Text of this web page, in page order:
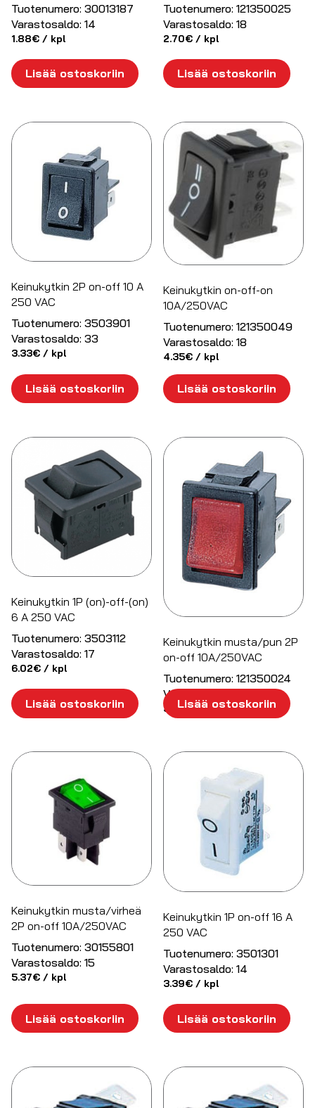
Tuotenumero: 30013187
Varastosaldo: 14
1.88€ / kpl
Lisää ostoskoriin
Tuotenumero: 121350025
Varastosaldo: 18
2.70€ / kpl
Lisää ostoskoriin
Keinukytkin 2P on-off 10 A
250 VAC
Tuotenumero: 3503901
Varastosaldo: 33
3.33€ / kpl
Lisää ostoskoriin
Keinukytkin on-off-on
10A/250VAC
Tuotenumero: 121350049
Varastosaldo: 18
4.35€ / kpl
Lisää ostoskoriin
Keinukytkin 1P (on)-off-(on)
6 A 250 VAC
Tuotenumero: 3503112
Varastosaldo: 17
6.02€ / kpl
Lisää ostoskoriin
Keinukytkin musta/pun 2P
on-off 10A/250VAC
Tuotenumero: 121350024
Varastosaldo:
3.70€/ kpl
Lisää ostoskoriin
Keinukytkin musta/virheä
2P on-off 10A/250VAC
Tuotenumero: 30155801
Varastosaldo: 15
5.37€ / kpl
Lisää ostoskoriin
Keinukytkin 1P on-off 16 A
250 VAC
Tuotenumero: 3501301
Varastosaldo: 14
3.39€ / kpl
Lisää ostoskoriin